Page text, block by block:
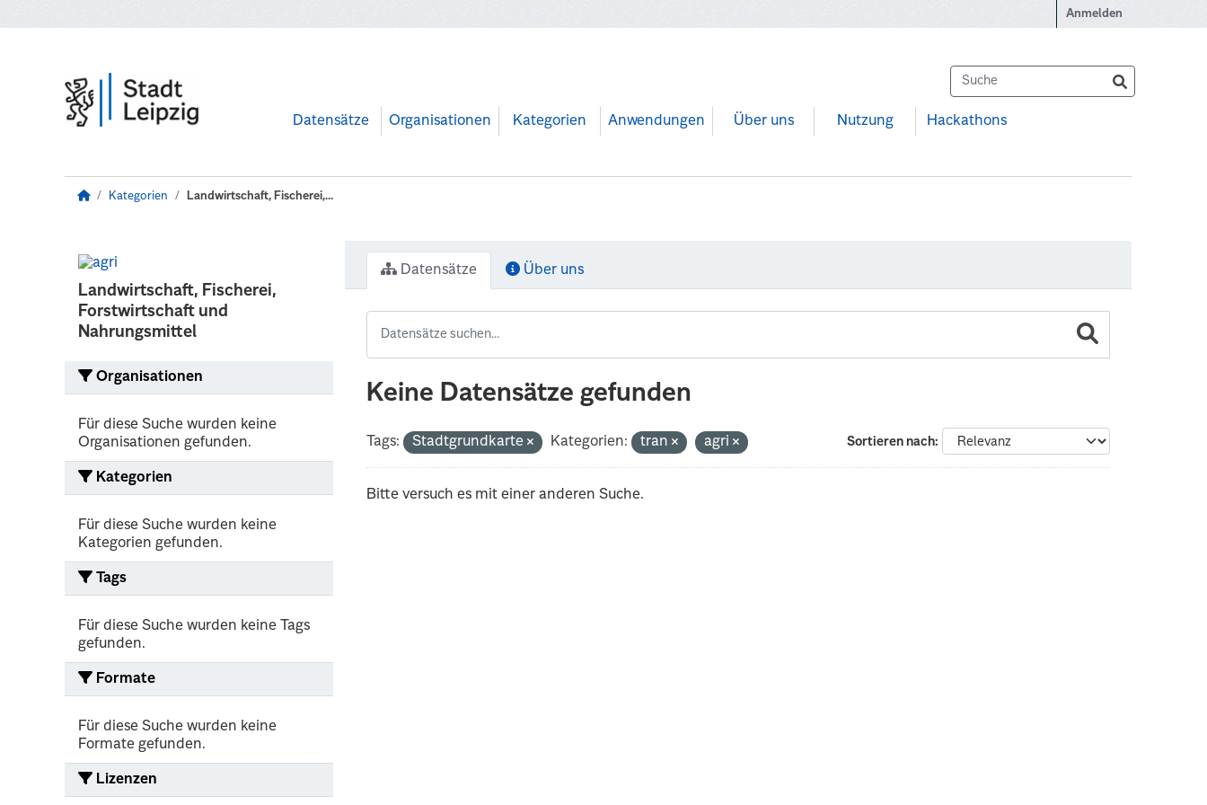
Anmelden
Datensätze Organisationen Kategorien Anwendungen Über uns Nutzung Hackathons
Kategorien Landwirtschaft, Fischerei,...
Landwirtschaft, Fischerei,
Forstwirtschaft und
Nahrungsmittel
Organisationen
Für diese Suche wurden keine
Organisationen gefunden.
Kategorien
Für diese Suche wurden keine
Kategorien gefunden.
Tags
Für diese Suche wurden keine Tags
gefunden.
Formate
Für diese Suche wurden keine
Formate gefunden.
Lizenzen
Datensätze Über uns
Keine Datensätze gefunden
Sortieren nach
Tags: Stadtgrundkarte Kategorien: tran agri
Bitte versuch es mit einer anderen Suche.